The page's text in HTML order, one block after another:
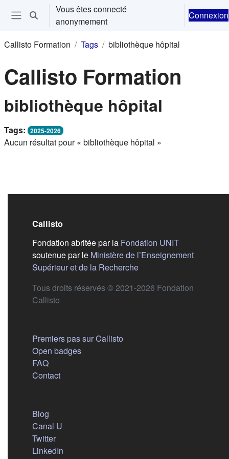
Passer au contenu principal
Ouvrir le menu de navigation
Activer/désactiver la saisie de recherche
Vous êtes connecté
anonymement
Connexion
Callisto Formation Tags bibliothèque hôpital
Callisto Formation
bibliothèque hôpital
Tags: 2025-2026
Aucun résultat pour « bibliothèque hôpital »
Callisto
Fondation abritée par la Fondation UNIT(s'ouvre
soutenue par le Ministère de l’Enseignement
Supérieur et de la Recherche(s'ouvre dans un nouvel
Tous droits réservés © 2021-2026 Fondation
Callisto
Premiers pas sur Callisto
Open badges
FAQ
Contact
Blog
Canal U
Twitter(s'ouvre dans un nouvel onglet)
LinkedIn